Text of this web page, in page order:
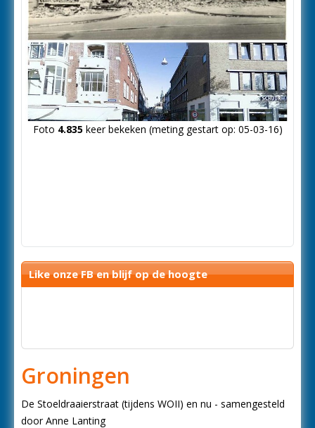
Foto 4.835keer bekeken (meting gestart op: 05-03-16)
Like onze FB en blijf op de hoogte
Groningen
De Stoeldraaierstraat (tijdens WOII) en nu - samengesteld
door Anne Lanting